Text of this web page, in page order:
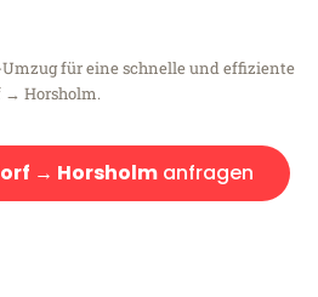
für eine schnelle und effiziente
→ Horsholm.
→ Horsholmanfragen